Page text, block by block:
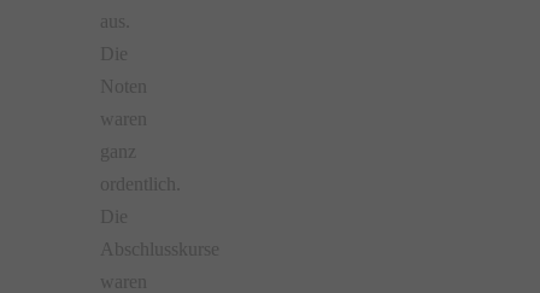
aus.
Die
Noten
waren
ganz
ordentlich.
Die
Abschlusskurse
waren